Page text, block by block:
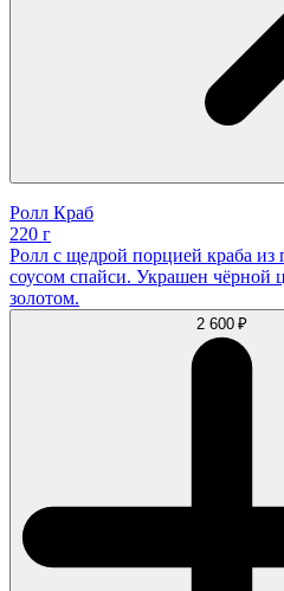
Ролл Краб
220 г
Ролл с щедрой порцией краба из
соусом спайси. Украшен
золотом.
2 600 ₽